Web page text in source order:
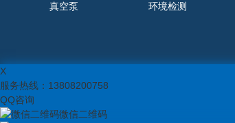
真空泵
环境检测
X
服务热线： 13808200758
QQ咨询
微信二维码